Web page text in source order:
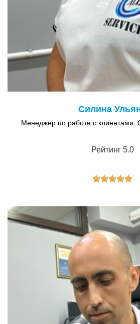
Силина
Менеджер по работе с клиентами.
Рейтинг 5.0